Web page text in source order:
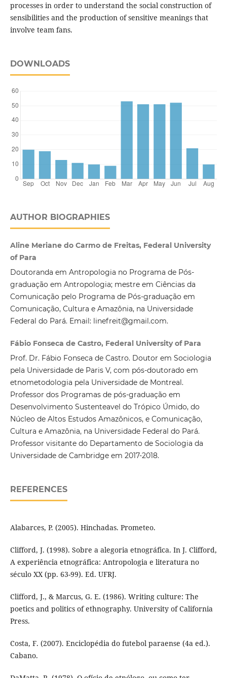
processes in order to understand the social construction of
sensibilities and the production of sensitive meanings that
involve team fans.
DOWNLOADS
AUTHOR BIOGRAPHIES
Aline Meriane do Carmo de Freitas, Federal University
of Para
Doutoranda em Antropologia no Programa de Pós-
graduação em Antropologia; mestre em Ciências da
Comunicação pelo Programa de Pós-graduação em
Comunicação, Cultura e Amazônia, na Universidade
Federal do Pará. Email: linefreit@gmail.com.
Fábio Fonseca de Castro, Federal University of Para
Prof. Dr. Fábio Fonseca de Castro. Doutor em Sociologia
pela Universidade de Paris V, com pós-doutorado em
etnometodologia pela Universidade de Montreal.
Professor dos Programas de pós-graduação em
Desenvolvimento Sustenteavel do Trópico Úmido, do
Núcleo de Altos Estudos Amazônicos, e Comunicação,
Cultura e Amazônia, na Universidade Federal do Pará.
Professor visitante do Departamento de Sociologia da
Universidade de Cambridge em 2017-2018.
REFERENCES
Alabarces, P. (2005). Hinchadas. Prometeo.
Clifford, J. (1998). Sobre a alegoria etnográfica. In J. Clifford,
A experiência etnográfica: Antropologia e literatura no
século XX (pp. 63-99). Ed. UFRJ.
Clifford, J., & Marcus, G. E. (1986). Writing culture: The
poetics and politics of ethnography. University of California
Press.
Costa, F. (2007). Enciclopédia do futebol paraense (4a ed.).
Cabano.